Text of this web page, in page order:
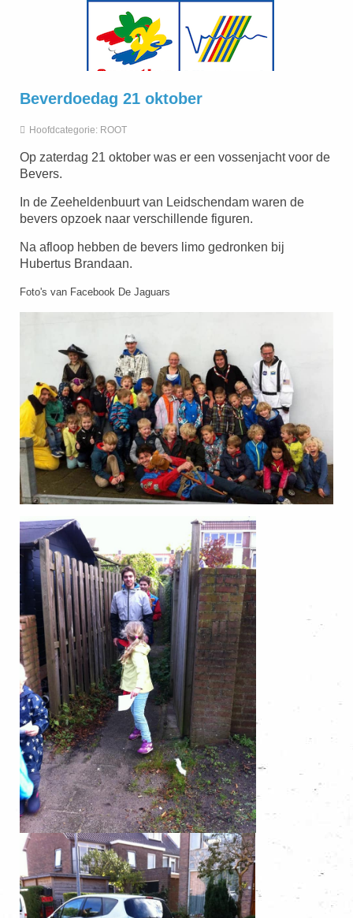
Beverdoedag 21 oktober
Hoofdcategorie: ROOT
Op zaterdag 21 oktober was er een vossenjacht voor de
Bevers.
In de Zeeheldenbuurt van Leidschendam waren de
bevers opzoek naar verschillende figuren.
Na afloop hebben de bevers limo gedronken bij
Hubertus Brandaan.
Foto's van Facebook De Jaguars